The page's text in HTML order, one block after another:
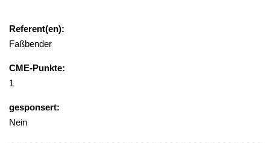
Referent(en):
Faßbender
CME-Punkte:
1
gesponsert:
Nein